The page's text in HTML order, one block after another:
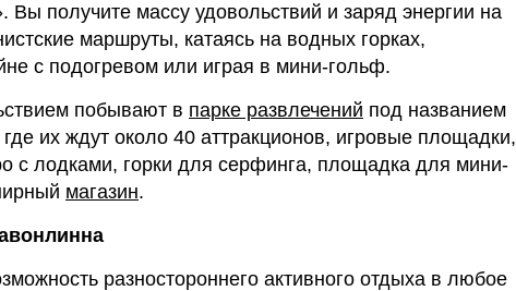
Вы получите массу удовольствий и заряд энергии на
маршруты, катаясь на водных горках,
с подогревом или играя в мини-гольф.
побывают в парке развлечений под названием
их ждут около 40 аттракционов, игровые площадки,
с лодками, горки для серфинга, площадка для мини-
магазин.
разностороннего активного отдыха в любое